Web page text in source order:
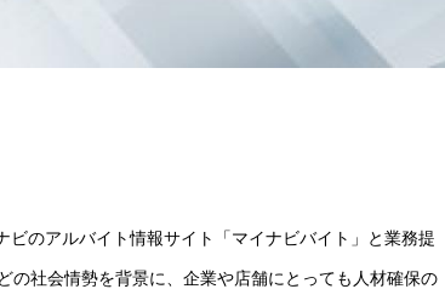
のアルバイト情報サイト「マイナビバイト」と業務提
社会情勢を背景に、企業や店舗にとっても人材確保の